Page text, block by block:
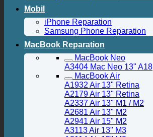
Mobil
iPhone Reparation
Samsung Phone Reparation
MacBook Reparation
MacBook Neo
A3404 Mac Neo 13" A18
MacBook Air
A1932 Air 13" Retina
A2179 Air 13" Retina
A2337 Air 13" M1 / M2
A2681 Air 13" M2
A2941 Air 15" M2
A3113 Air 13" M3